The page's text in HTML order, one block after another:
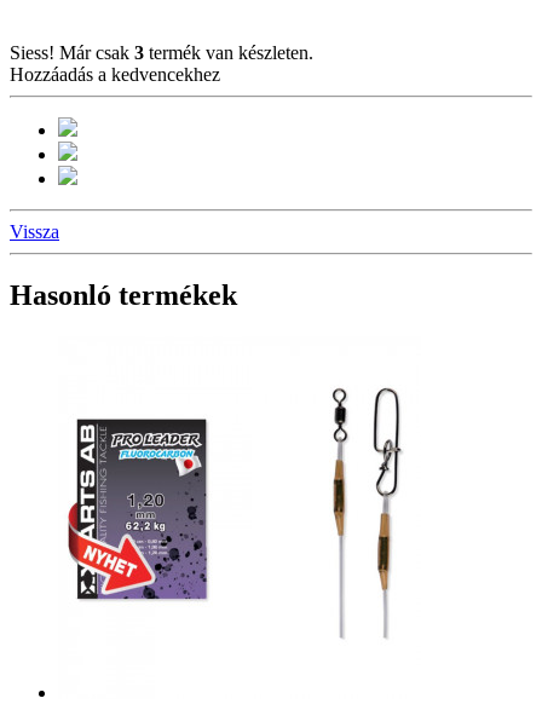
Siess! Már csak 3 termék van készleten.
Hozzáadás a kedvencekhez
Vissza
Hasonló termékek